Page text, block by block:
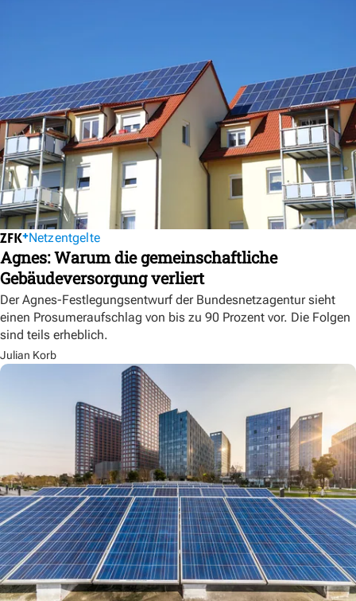
Netzentgelte
Agnes: Warum die gemeinschaftliche
Gebäudeversorgung verliert
Der Agnes-Festlegungsentwurf der Bundesnetzagentur sieht
einen Prosumeraufschlag von bis zu 90 Prozent vor. Die Folgen
sind teils erheblich.
Julian Korb